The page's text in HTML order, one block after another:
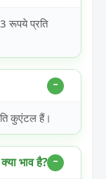
रूपये प्रति
कुएंटल हैं।
भाव है?